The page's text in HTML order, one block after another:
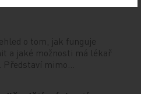
o tom, jak funguje
a jaké možnosti má lékař
mimo…